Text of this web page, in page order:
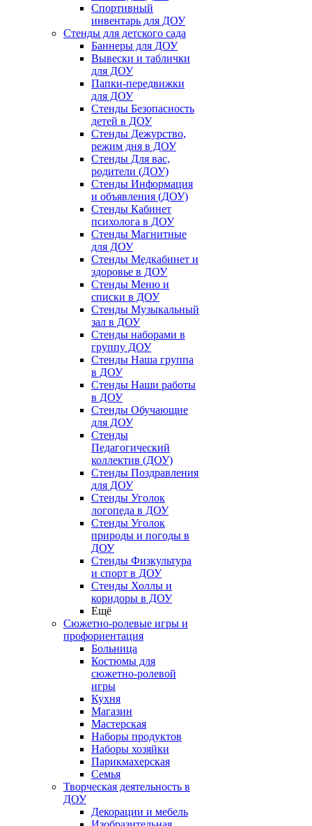
Спортивный
инвентарь для ДОУ
Стенды для детского сада
Баннеры для ДОУ
Вывески и таблички
для ДОУ
Папки-передвижки
для ДОУ
Стенды Безопасность
детей в ДОУ
Стенды Дежурство,
режим дня в ДОУ
Стенды Для вас,
родители (ДОУ)
Стенды Информация
и объявления (ДОУ)
Стенды Кабинет
психолога в ДОУ
Стенды Магнитные
для ДОУ
Стенды Медкабинет и
здоровье в ДОУ
Стенды Меню и
списки в ДОУ
Стенды Музыкальный
зал в ДОУ
Стенды наборами в
группу ДОУ
Стенды Наша группа
в ДОУ
Стенды Наши работы
в ДОУ
Стенды Обучающие
для ДОУ
Стенды
Педагогический
коллектив (ДОУ)
Стенды Поздравления
для ДОУ
Стенды Уголок
логопеда в ДОУ
Стенды Уголок
природы и погоды в
ДОУ
Стенды Физкультура
и спорт в ДОУ
Стенды Холлы и
коридоры в ДОУ
Ещё
Сюжетно-ролевые игры и
профориентация
Больница
Костюмы для
сюжетно-ролевой
игры
Кухня
Магазин
Мастерская
Наборы продуктов
Наборы хозяйки
Парикмахерская
Семья
Творческая деятельность в
ДОУ
Декорации и мебель